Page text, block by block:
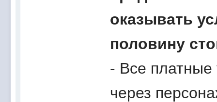
оказывать
половину
- Все
через